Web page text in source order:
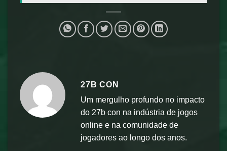
27B CON
Um mergulho profundo no impacto
do 27b con na indústria de jogos
online e na comunidade de
jogadores ao longo dos anos.